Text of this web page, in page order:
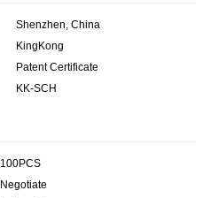
Shenzhen, China
KingKong
Patent Certificate
KK-SCH
100PCS
Negotiate